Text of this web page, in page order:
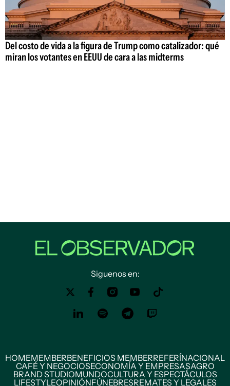
Del costo de vida a la figura de Trump como catalizador: qué
miran los votantes en EEUU de cara a las midterms
Siguenos en:
HOMEMEMBERBENEFICIOS MEMBERREFERÍNACIONAL
CAFÉ Y NEGOCIOSECONOMÍA Y EMPRESASAGRO
BRAND STUDIOMUNDOCULTURA Y ESPECTÁCULOS
LIFESTYLEOPINIÓNFÚNEBRESREMATES Y LEGALES